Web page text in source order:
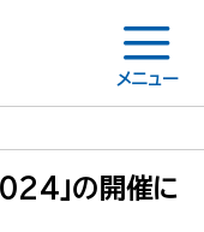
メニュー
」の開催に